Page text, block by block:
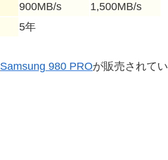
900MB/s
1,500MB/s
5年
Samsung 980 PROが販売されてい